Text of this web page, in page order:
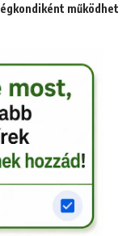
légkondiként működhet